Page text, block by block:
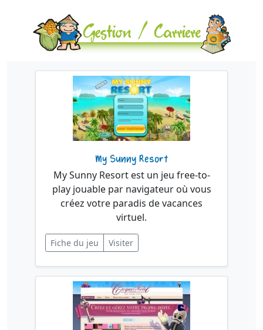
My Sunny Resort
My Sunny Resort est un jeu free-to-
play jouable par navigateur où vous
créez votre paradis de vacances
virtuel.
Fiche du jeu Visiter